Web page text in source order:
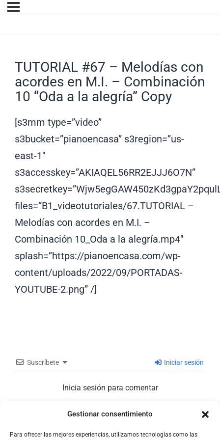
Gestionar consentimiento
Para ofrecer las mejores experiencias, utilizamos tecnologías como las
TUTORIAL #67 – Melodías con
acordes en M.I. – Combinación
10 “Oda a la alegría” Copy
[s3mm type=”video”
s3bucket=”pianoencasa” s3region=”us-
east-1″
s3accesskey=”AKIAQEL56RR2EJJJ6O7N”
files=”B1_videotutoriales/67.TUTORIAL –
Melodías con acordes en M.I. –
Combinación 10_Oda a la alegría.mp4″
splash=”https://pianoencasa.com/wp-
content/uploads/2022/09/PORTADAS-
YOUTUBE-2.png” /]
Suscríbete Iniciar sesión
Inicia sesión para comentar
COMENTARIOS